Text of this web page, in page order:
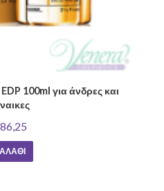
100ml για άνδρες και